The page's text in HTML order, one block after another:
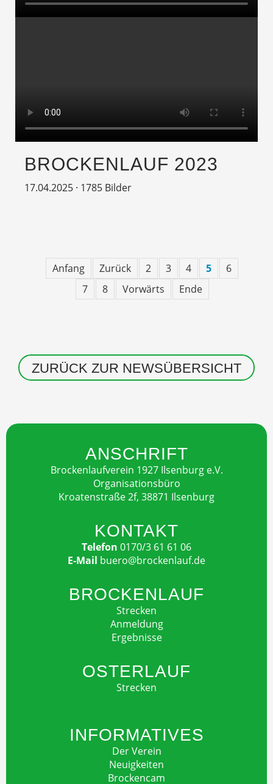
BROCKENLAUF 2023
17.04.2025 · 1785 Bilder
Anfang Zurück 2 3 4 5
6
7
8 Vorwärts Ende
ZURÜCK ZUR NEWSÜBERSICHT
ANSCHRIFT
Brockenlaufverein 1927 Ilsenburg e.V.
Organisationsbüro
Kroatenstraße 2f, 38871 Ilsenburg
KONTAKT
Telefon 0170/3 61 61 06
E-Mail buero@brockenlauf.de
BROCKENLAUF
Strecken
Anmeldung
Ergebnisse
OSTERLAUF
Strecken
INFORMATIVES
Der Verein
Neuigkeiten
Brockencam